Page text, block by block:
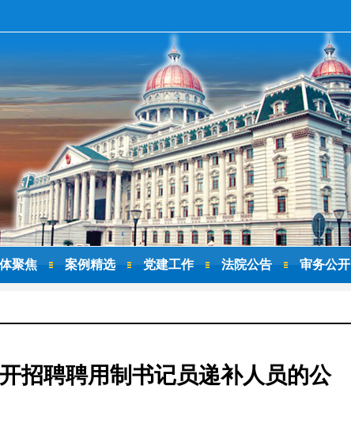
聚焦 案例精选 党建工作 法院公告 审务公开
招聘聘用制书记员递补人员的公